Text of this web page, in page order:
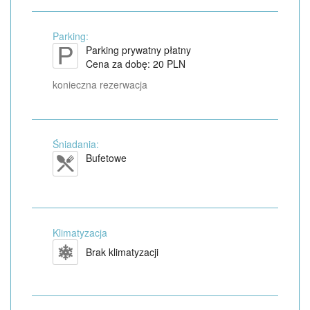
Parking:
Parking prywatny płatny
Cena za dobę: 20 PLN
konieczna rezerwacja
Śniadania:
Bufetowe
Klimatyzacja
Brak klimatyzacji